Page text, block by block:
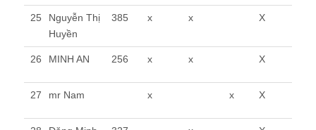
25
Nguyễn Thị
Huyền
385 x x X
26 MINH AN 256 x x X
27 mr Nam x x X